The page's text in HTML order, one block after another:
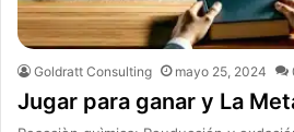
Goldratt Consulting mayo 25, 2024
Jugar para ganar y La